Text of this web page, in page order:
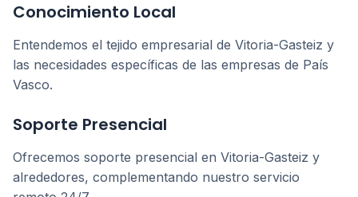
Conocimiento Local
Entendemos el tejido empresarial de Vitoria-Gasteiz y
las necesidades específicas de las empresas de País
Vasco.
Soporte Presencial
Ofrecemos soporte presencial en Vitoria-Gasteiz y
alrededores, complementando nuestro servicio